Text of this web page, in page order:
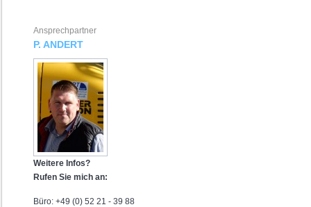
Ansprechpartner
P. ANDERT
Weitere Infos?
Rufen Sie mich an:
Büro: +49 (0) 52 21 - 39 88